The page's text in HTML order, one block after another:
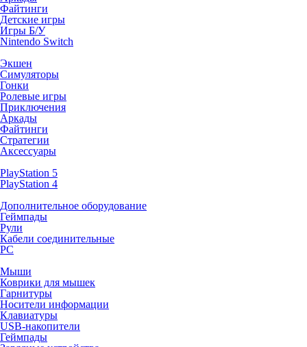
Файтинги
Детские игры
Игры Б/У
Nintendo Switch
Экшен
Симуляторы
Гонки
Ролевые игры
Приключения
Аркады
Файтинги
Стратегии
Аксессуары
PlayStation 5
PlayStation 4
Дополнительное оборудование
Геймпады
Рули
Кабели соединительные
PC
Мыши
Коврики для мышек
Гарнитуры
Носители информации
Клавиатуры
USB-накопители
Геймпады